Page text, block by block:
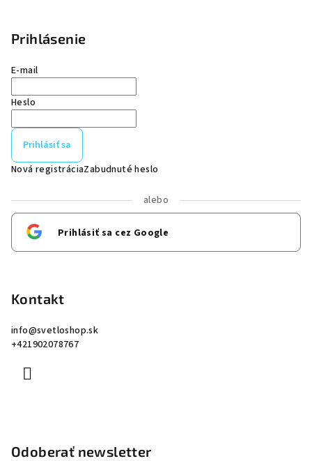
Prihlásenie
E-mail
Heslo
Prihlásiť sa
Nová registráciaZabudnuté heslo
alebo
Prihlásiť sa cez Google
Kontakt
info@svetloshop.sk
+421902078767
Odoberať newsletter